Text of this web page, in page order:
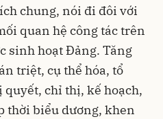
chung, nói đi đôi với
quan hệ công tác trên
sinh hoạt Đảng. Tăng
triệt, cụ thể hóa, tổ
chỉ thị, kế hoạch,
thời biểu dương, khen